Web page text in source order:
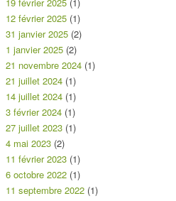
12 février 2025 (1)
31 janvier 2025 (2)
1 janvier 2025 (2)
21 novembre 2024 (1)
21 juillet 2024 (1)
14 juillet 2024 (1)
3 février 2024 (1)
27 juillet 2023 (1)
4 mai 2023 (2)
11 février 2023 (1)
6 octobre 2022 (1)
11 septembre 2022 (1)